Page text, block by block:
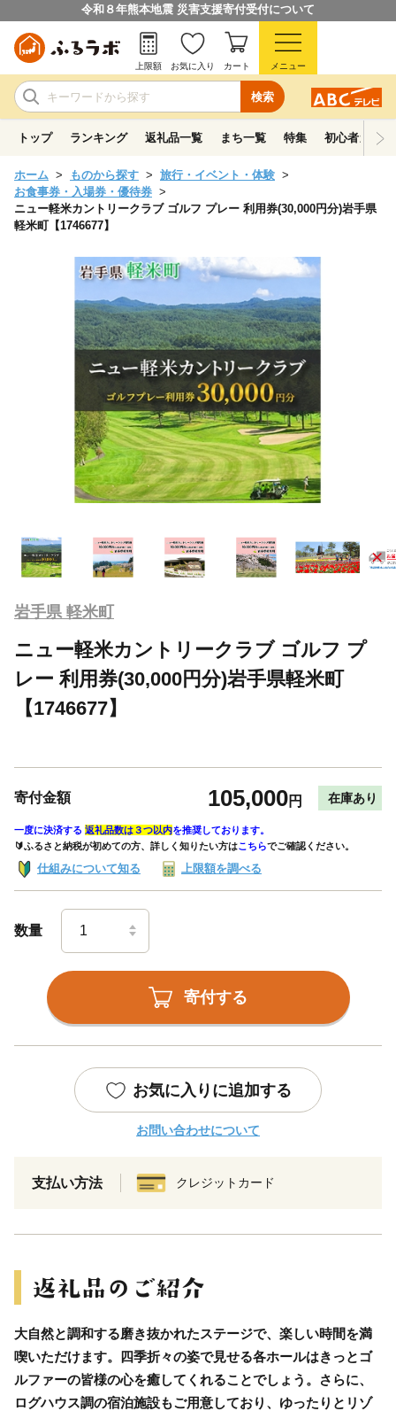
令和８年熊本地震 災害支援寄付受付について
検索
上限額 お気に入り カート メニュー
トップ ランキング 返礼品一覧 まち一覧 特集 初心者ガイド
ホーム ものから探す
旅行・イベント・体験
お食事券・入場券・優待券
ニュー軽米カントリークラブ ゴルフ プレー 利用券(30,000円分)岩手県
軽米町【1746677】
岩手県 軽米町
ニュー軽米カントリークラブ ゴルフ プ
レー 利用券(30,000円分)岩手県軽米町
【1746677】
寄付金額 105,000円 在庫あり
一度に決済する 返礼品数は３つ以内を推奨しております。
🔰ふるさと納税が初めての方、詳しく知りたい方はこちらでご確認ください。
仕組みについて知る 上限額を調べる
数量
寄付する
お気に入りに追加する
お問い合わせについて
支払い方法 クレジットカード
大自然と調和する磨き抜かれたステージで、楽しい時間を満
喫いただけます。四季折々の姿で見せる各ホールはきっとゴ
ルファーの皆様の心を癒してくれることでしょう。さらに、
ログハウス調の宿泊施設もご用意しており、ゆったりとリゾ